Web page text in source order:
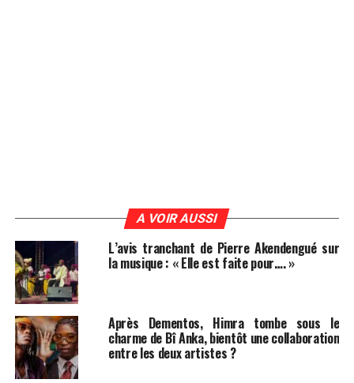
A VOIR AUSSI
L’avis tranchant de Pierre Akendengué sur
la musique : « Elle est faite pour…. »
Après Dementos, Himra tombe sous le
charme de Bî Anka, bientôt une collaboration
entre les deux artistes ?